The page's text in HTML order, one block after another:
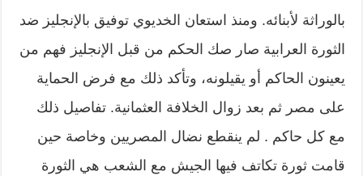
بالوراثة لأبنائه. ومنذ استعان الخديوي توفيق بالإنجليز ضد
الثورة العرابية صار صك الحكم من قبل الإنجليز فهم من
يعينون الحاكم أو يقيلونه، وتأكد ذلك مع فرض الحماية
على مصر ثم بعد زوال الخلافة العثمانية. تفاصيل ذلك
مع كل حاكم . لم ينقطع نضال المصريين وخاصة حين
قامت ثورة تكاتف فيها الجيش مع الشعب هي الثورة